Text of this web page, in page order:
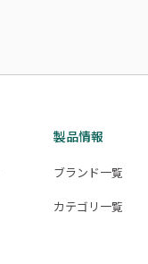
製品情報
ブランド一覧
カテゴリ一覧